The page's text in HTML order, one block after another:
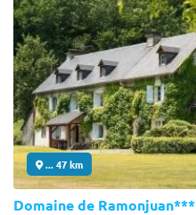
... 47 km
Domaine de Ramonjuan***